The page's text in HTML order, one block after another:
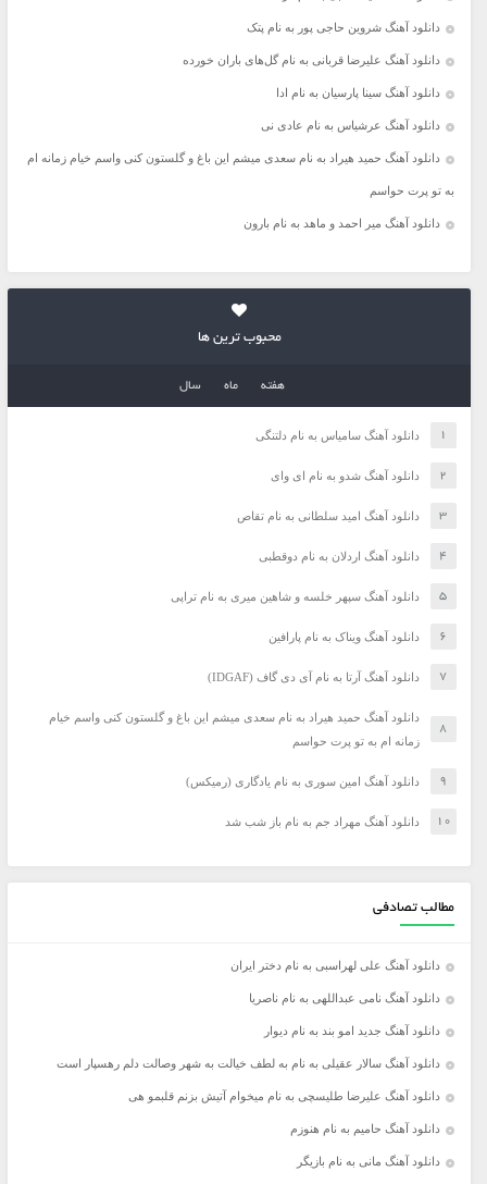
دانلود آهنگ شروین حاجی پور به نام پتک
دانلود آهنگ علیرضا قربانی به نام گل‌های باران خورده
دانلود آهنگ سینا پارسیان به نام ادا
دانلود آهنگ عرشیاس به نام عادی نی
دانلود آهنگ حمید هیراد به نام سعدی میشم این باغ و گلستون کنی واسم خیام زمانه ام
به تو پرت حواسم
دانلود آهنگ میر احمد و ماهد به نام بارون
محبوب ترین ها
هفته ماه سال
دانلود آهنگ سامیاس به نام دلتنگی
دانلود آهنگ شدو به نام ای وای
دانلود آهنگ امید سلطانی به نام تقاص
دانلود آهنگ اردلان به نام دوقطبی
دانلود آهنگ سپهر خلسه و شاهین میری به نام تراپی
دانلود آهنگ ویناک به نام پارافین
دانلود آهنگ آرتا به نام آی دی گاف (IDGAF)
دانلود آهنگ حمید هیراد به نام سعدی میشم این باغ و گلستون کنی واسم خیام
زمانه ام به تو پرت حواسم
دانلود آهنگ امین سوری به نام یادگاری (رمیکس)
دانلود آهنگ مهراد جم به نام باز شب شد
مطالب تصادفی
دانلود آهنگ علی لهراسبی به نام دختر ایران
دانلود آهنگ نامی عبداللهی به نام ناصریا
دانلود آهنگ جدید امو بند به نام دیوار
دانلود آهنگ سالار عقیلی به نام به لطف خیالت به شهر وصالت دلم رهسپار است
دانلود آهنگ علیرضا طلیسچی به نام میخوام آتیش بزنم قلبمو هی
دانلود آهنگ حامیم به نام هنوزم
دانلود آهنگ مانی به نام بازیگر